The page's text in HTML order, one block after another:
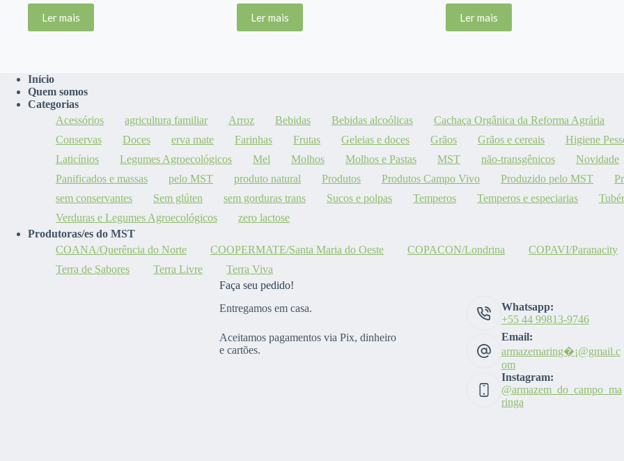
Ler mais Ler mais Ler mais
Início
Quem somos
Categorias
Acessórios
agricultura familiar Arroz Bebidas Bebidas alcoólicas Cachaça Orgânica da Reforma Agrária
Conservas
Doces erva mate Farinhas Frutas Geleias e doces Grãos Grãos e cereais Higiene
Laticínios
Legumes Agroecológicos Mel Molhos Molhos e Pastas MST não-transgênicos Novidade
Panificados e massas
pelo MST produto natural Produtos Produtos Campo Vivo Produzido pelo MST
sem conservantes
Sem glúten sem gorduras trans Sucos e polpas Temperos Temperos e especiarias
Verduras e Legumes Agroecológicos
zero lactose
Produtoras/es do MST
COANA/Querência do Norte
COOPERMATE/Santa Maria do Oeste COPACON/Londrina COPAVI/Paranacity
Terra de Sabores
Terra Livre
Terra Viva
Faça seu pedido!
Entregamos em casa.
Aceitamos pagamentos via Pix, dinheiro
e cartões.
Whatsapp:
+55 44 99813-9746
Email:
armazemaring�¡@gmail.c
om
Instagram:
@armazem_do_campo_ma
ringa